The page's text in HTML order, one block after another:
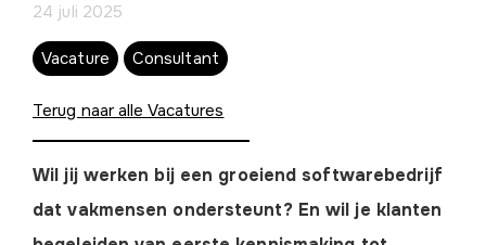
24 juli 2025
Vacature Consultant
Terug naar alle Vacatures
Wil jij werken bij een groeiend softwarebedrijf
dat vakmensen ondersteunt? En wil je klanten